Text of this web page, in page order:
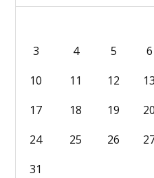
3
4 5 6
10
11 12 13
17
18 19 20
24
25 26
31